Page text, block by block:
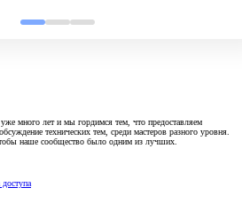
много лет и мы гордимся тем, что предоставляем
технических тем, среди мастеров разного уровня.
наше сообщество было одним из лучших.
доступа